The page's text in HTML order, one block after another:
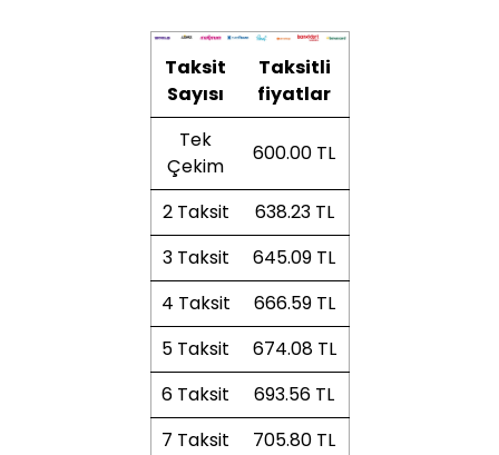
Taksit
Sayısı
Taksitli
fiyatlar
Tek
Çekim
600.00 TL
2 Taksit
638.23 TL
3 Taksit
645.09 TL
4 Taksit
666.59 TL
5 Taksit
674.08 TL
6 Taksit
693.56 TL
7 Taksit
705.80 TL